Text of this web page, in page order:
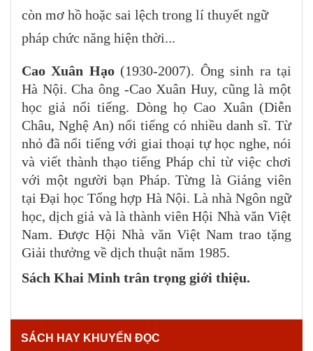
còn mơ hồ hoặc sai lệch trong lí thuyết ngữ
pháp chức năng hiện thời...
Cao Xuân Hạo (1930-2007). Ông sinh ra tại
Hà Nội. Cha ông -Cao Xuân Huy, cũng là một
học giả nổi tiếng. Dòng họ Cao Xuân (Diễn
Châu, Nghệ An) nổi tiếng có nhiều danh sĩ. Từ
nhỏ đã nổi tiếng với giai thoại tự học nghe, nói
và viết thành thạo tiếng Pháp chỉ từ việc chơi
với một người bạn Pháp. Từng là Giảng viên
tại Đại học Tổng hợp Hà Nội. Là nhà Ngôn ngữ
học, dịch giả và là thành viên Hội Nhà văn Việt
Nam. Được Hội Nhà văn Việt Nam trao tặng
Giải thưởng về dịch thuật năm 1985.
Sách Khai Minh trân trọng giới thiệu.
SÁCH HAY KHUYẾN ĐỌC